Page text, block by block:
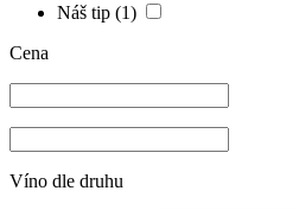
Náš tip (1)
Cena
Víno dle druhu